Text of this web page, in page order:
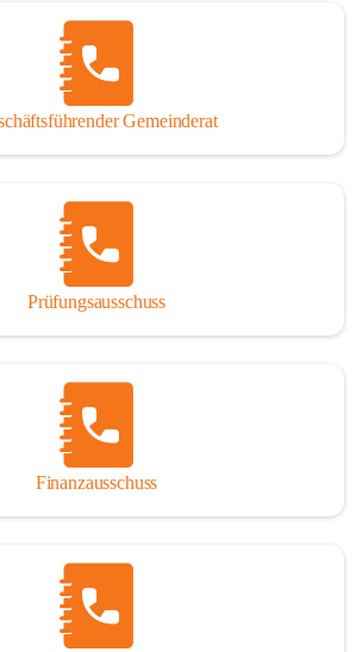
Gemeinderat
Prüfungsausschuss
Finanzausschuss